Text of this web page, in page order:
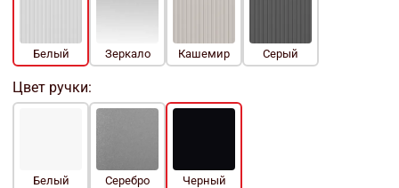
Белый Кашемир Серый
Зеркало
Цвет ручки:
Белый Серебро Черный